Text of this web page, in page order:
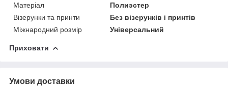
Матеріал
Полиэстер
Візерунки та принти
Без візерунків і принтів
Міжнародний розмір
Універсальний
Приховати
Умови доставки